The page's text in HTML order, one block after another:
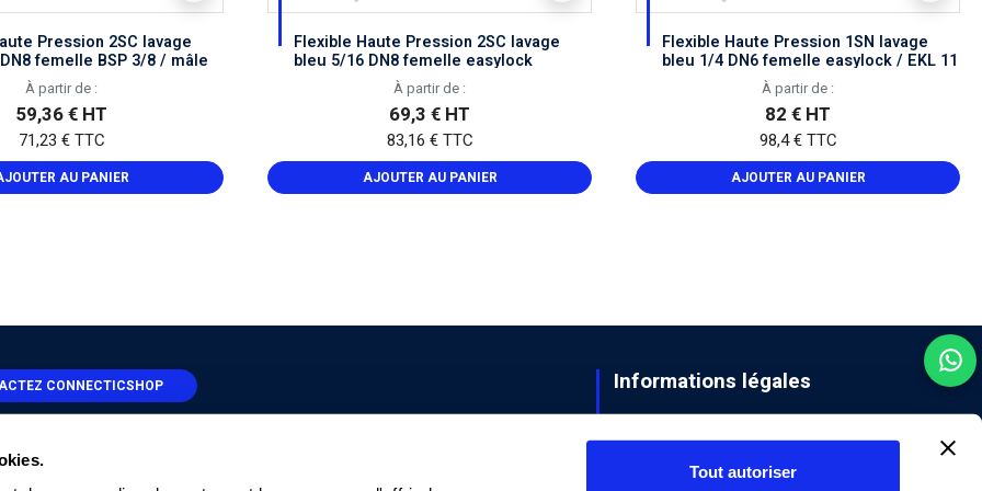
Tout autoriser
Pression 2SC lavage
femelle BSP 3/8 / mâle
À partir de :
59,36 € HT
71,23 € TTC
AU PANIER
Flexible Haute Pression 2SC lavage
bleu 5/16 DN8 femelle easylock
À partir de :
69,3 € HT
83,16 € TTC
AJOUTER AU PANIER
Flexible Haute Pression 1SN lavage
bleu 1/4 DN6 femelle easylock / EKL 11
À partir de :
82 € HT
98,4 € TTC
AJOUTER AU PANIER
CONNECTICSHOP Informations légales
Livraison
Mentions légales